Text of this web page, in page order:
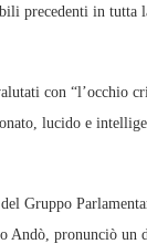
precedenti in tutta
con “l’occhio
lucido e
Gruppo
pronunciò un